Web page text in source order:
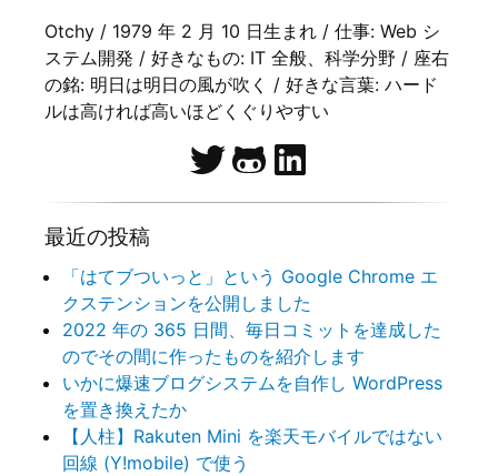
Otchy / 1979 年 2 月 10 日生まれ / 仕事: Web シ
ステム開発 / 好きなもの: IT 全般、科学分野 / 座右
の銘: 明日は明日の風が吹く / 好きな言葉: ハード
ルは高ければ高いほどくぐりやすい
最近の投稿
「はてブついっと」という Google Chrome エ
クステンションを公開しました
2022 年の 365 日間、毎日コミットを達成した
のでその間に作ったものを紹介します
いかに爆速ブログシステムを自作し WordPress
を置き換えたか
【人柱】Rakuten Mini を楽天モバイルではない
回線 (Y!mobile) で使う